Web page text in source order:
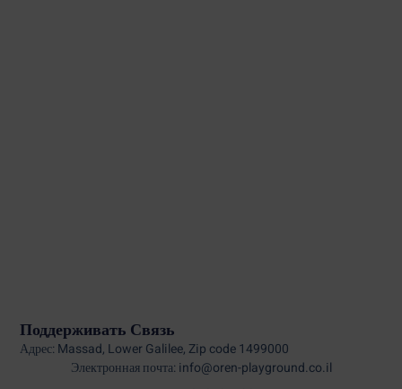
Поддерживать Связь
Адрес: Massad, Lower Galilee, Zip code 1499000
Электронная почта: info@oren-playground.co.il